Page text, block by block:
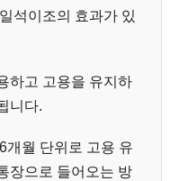
석이조의 효과가 있
하고 고용을 유지하
니다.
개월 단위로 고용 유
장으로 들어오는 방